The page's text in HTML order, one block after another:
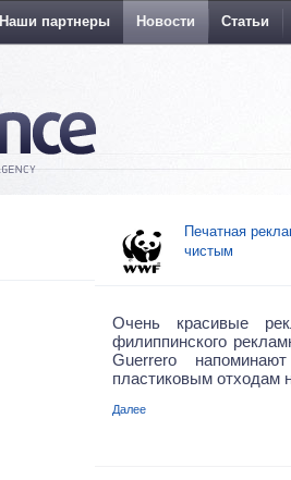
Наши партнеры Новости Статьи
Печатная
чистым
Очень красивые
филиппинского
Guerrero
пластиковым отходам
Далее